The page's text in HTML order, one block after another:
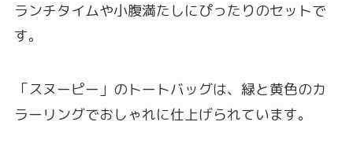
ランチタイムや小腹満たしにぴったりのセットで
す。
「スヌーピー」のトートバッグは、緑と黄色のカ
ラーリングでおしゃれに仕上げられています。